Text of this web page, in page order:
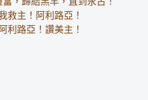
救主！阿利路亞！
利路亞！讚美主！